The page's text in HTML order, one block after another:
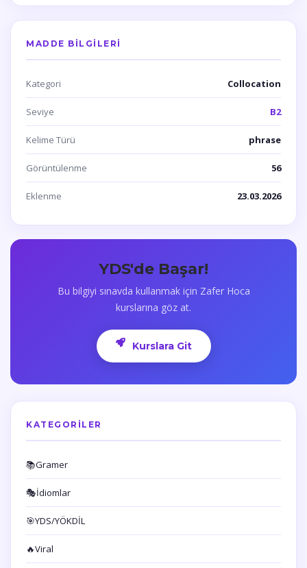
MADDE BILGILERI
Kategori Collocation
Seviye B2
Kelime Türü phrase
Görüntülenme 56
Eklenme 23.03.2026
YDS'de Başar!
Bu bilgiyi sınavda kullanmak için Zafer Hoca
kurslarına göz at.
Kurslara Git
KATEGORILER
📚Gramer
🎭İdiomlar
🎯YDS/YÖKDİL
🔥Viral